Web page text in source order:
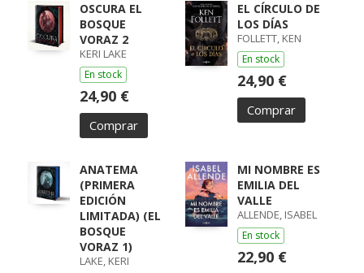
OSCURA EL
BOSQUE
VORAZ 2
KERI LAKE
En stock
24,90 €
Comprar
EL CÍRCULO DE
LOS DÍAS
FOLLETT, KEN
En stock
24,90 €
Comprar
ANATEMA
(PRIMERA
EDICIÓN
LIMITADA) (EL
BOSQUE
VORAZ 1)
LAKE, KERI
MI NOMBRE ES
EMILIA DEL
VALLE
ALLENDE, ISABEL
En stock
22,90 €